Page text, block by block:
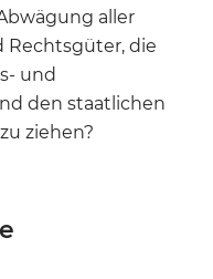
aller
Rechtsgüter, die
und
den staatlichen
ziehen?